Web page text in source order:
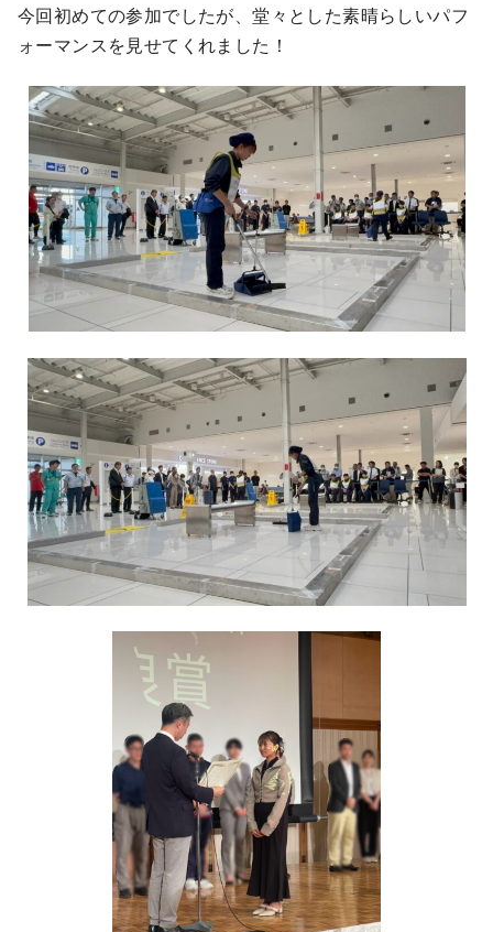
今回初めての参加でしたが、堂々とした素晴らしいパフ
ォーマンスを見せてくれました！